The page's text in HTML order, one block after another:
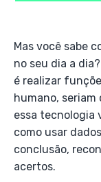
Mas você sabe
no seu dia a
é realizar
humano,
essa tecnologia
como usar
conclusão,
acertos.